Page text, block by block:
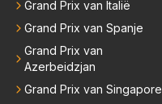
Grand Prix van Italië
Grand Prix van Spanje
Grand Prix van
Azerbeidzjan
Grand Prix van Singapore